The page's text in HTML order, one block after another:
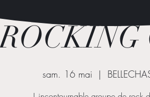
sam. 16 mai
  |